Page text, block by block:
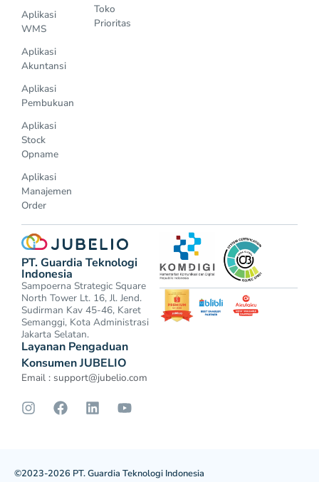
Aplikasi
WMS
Aplikasi
Akuntansi
Aplikasi
Pembukuan
Aplikasi
Stock
Opname
Aplikasi
Manajemen
Order
Toko
Prioritas
PT. Guardia Teknologi
Indonesia
Sampoerna Strategic Square
North Tower Lt. 16, Jl. Jend.
Sudirman Kav 45-46, Karet
Semanggi, Kota Administrasi
Jakarta Selatan.
Layanan Pengaduan
Konsumen JUBELIO
Email : support@jubelio.com
©2023-2026 PT. Guardia Teknologi Indonesia